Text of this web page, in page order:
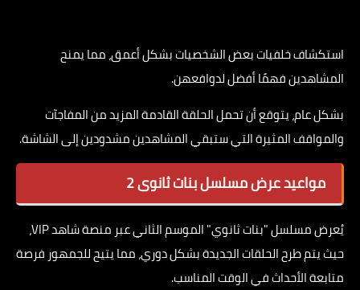
استكشاف خلفيات بعض الشخصيات بشكل أعمق، مما يمنح
المشاهدين فهمًا أفضل لدوافعهن.
بشكل عام، يتوقع أن تحمل الحلقة القادمة المزيد من المفاجآت
والمواقف المثيرة التي ستبقي المشاهدين مشدودين إلى الشاشة.
مواعيد عرض مسلسل بنات ثانوى 2
يُعرض مسلسل "بنات ثانوي" الموسم الثاني عبر منصة شاهد VIP،
حيث يتم طرح الحلقات الجديدة بشكل دوري، مما يتيح للجمهور فرصة
متابعة الأحداث في الوقت المناسب.